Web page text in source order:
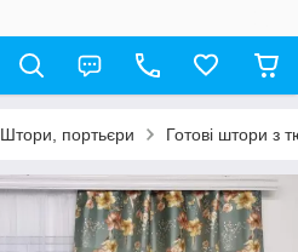
Штори, портьєри Готові штори з